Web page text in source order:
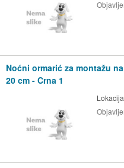
Noćni ormarić za montažu
20 cm - Crna 1